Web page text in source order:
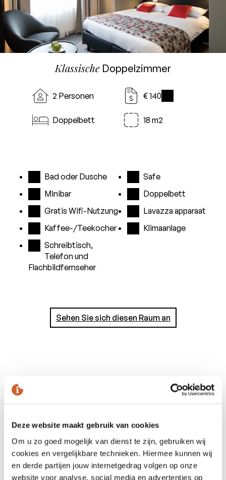
Deze website maakt gebruik van cookies
Om u zo goed mogelijk van dienst te zijn, gebruiken wij
cookies en vergelijkbare technieken. Hiermee kunnen wij
en derde partijen jouw internetgedrag volgen op onze
website voor analyse, social media en advertenties op
Klassische Doppelzimmer
2 Personen
€ 140
Doppelbett
18 m2
Bad oder Dusche
Minibar
Gratis Wifi-Nutzung
Kaffee-/Teekocher
Schreibtisch,
Telefon und
Flachbildfernseher
Safe
Doppelbett
Lavazza apparaat
Klimaanlage
Sehen Sie sich diesen Raum an
Im zimmer
Einrichtung
Schreibtisch
Kleiderschrank
Spiegel